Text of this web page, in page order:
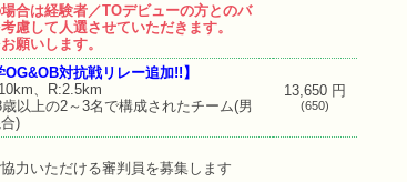
合は経験者／TOデビューの方とのバ
慮して人選させていただきます。
願いします。
OG&OB対抗戦リレー追加!!】
、R:2.5km
以上の2～3名で構成されたチーム(男
)
13,650 円
(650)
力いただける審判員を募集します